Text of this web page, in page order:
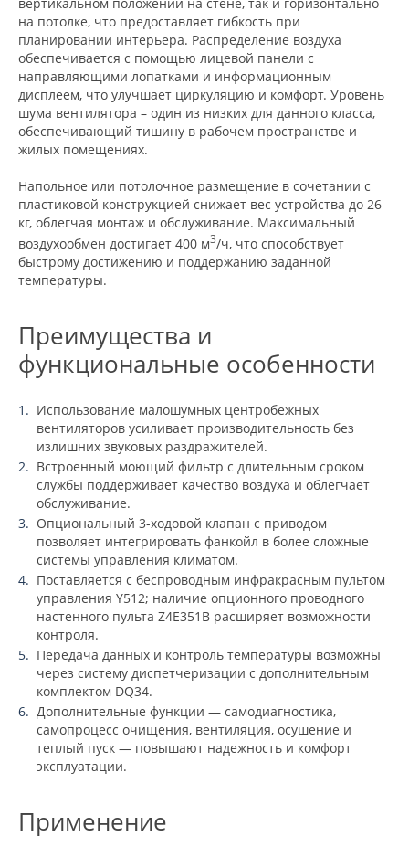
на потолке, что предоставляет гибкость при
планировании интерьера. Распределение воздуха
обеспечивается с помощью лицевой панели с
направляющими лопатками и информационным
дисплеем, что улучшает циркуляцию и комфорт. Уровень
шума вентилятора – один из низких для данного класса,
обеспечивающий тишину в рабочем пространстве и
жилых помещениях.
Напольное или потолочное размещение в сочетании с
пластиковой конструкцией снижает вес устройства до 26
кг, облегчая монтаж и обслуживание. Максимальный
воздухообмен достигает 400 м3/ч, что способствует
быстрому достижению и поддержанию заданной
температуры.
Преимущества и
функциональные особенности
Использование малошумных центробежных
вентиляторов усиливает производительность без
излишних звуковых раздражителей.
Встроенный моющий фильтр с длительным сроком
службы поддерживает качество воздуха и облегчает
обслуживание.
Опциональный 3-ходовой клапан с приводом
позволяет интегрировать фанкойл в более сложные
системы управления климатом.
Поставляется с беспроводным инфракрасным пультом
управления Y512; наличие опционного проводного
настенного пульта Z4E351B расширяет возможности
контроля.
Передача данных и контроль температуры возможны
через систему диспетчеризации с дополнительным
комплектом DQ34.
Дополнительные функции — самодиагностика,
самопроцесс очищения, вентиляция, осушение и
теплый пуск — повышают надежность и комфорт
эксплуатации.
Применение